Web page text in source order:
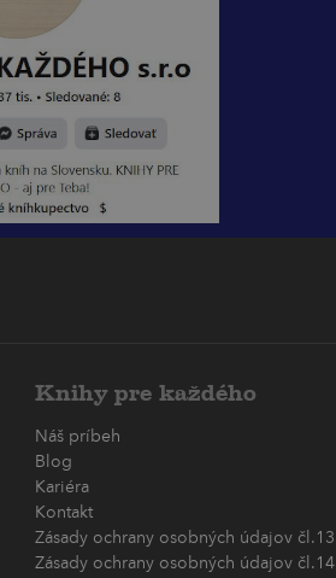
Knihy pre každého
Náš príbeh
Blog
Kariéra
Kontakt
Zásady ochrany osobných údajov čl.13
Zásady ochrany osobných údajov čl.14